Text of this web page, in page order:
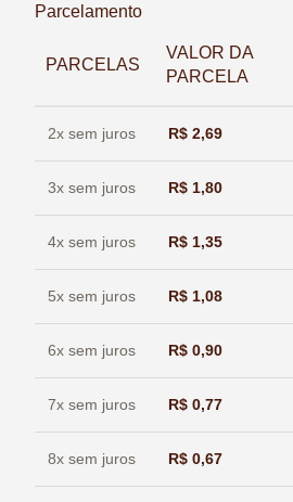
Parcelamento
PARCELAS
VALOR DA
PARCELA
2x sem juros R$ 2,69
3x sem juros R$ 1,80
4x sem juros R$ 1,35
5x sem juros R$ 1,08
6x sem juros R$ 0,90
7x sem juros R$ 0,77
8x sem juros R$ 0,67